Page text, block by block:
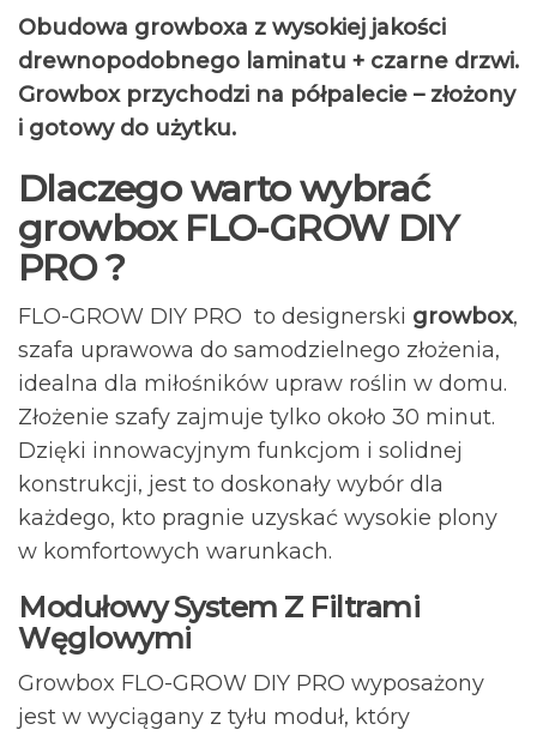
Obudowa growboxa z wysokiej jakości
drewnopodobnego laminatu + czarne drzwi.
Growbox przychodzi na półpalecie – złożony
i gotowy do użytku.
Dlaczego warto wybrać
growbox FLO-GROW DIY
PRO ?
FLO-GROW DIY PRO to designerski growbox,
szafa uprawowa do samodzielnego złożenia,
idealna dla miłośników upraw roślin w domu.
Złożenie szafy zajmuje tylko około 30 minut.
Dzięki innowacyjnym funkcjom i solidnej
konstrukcji, jest to doskonały wybór dla
każdego, kto pragnie uzyskać wysokie plony
w komfortowych warunkach.
Modułowy System Z Filtrami
Węglowymi
Growbox FLO-GROW DIY PRO wyposażony
jest w wyciągany z tyłu moduł, który